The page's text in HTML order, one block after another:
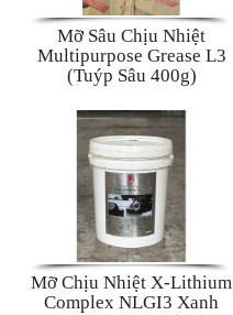
Mỡ Sâu Chịu Nhiệt
Multipurpose Grease L3
(Tuýp Sâu 400g)
Mỡ Chịu Nhiệt X-Lithium
Complex NLGI3 Xanh